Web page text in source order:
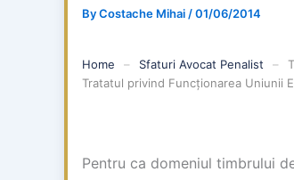
ByCostache Mihai /01/06/2014
Home – Sfaturi Avocat Penalist –
Tratatul privind Funcționarea Uniunii
Pentru ca domeniul timbrului